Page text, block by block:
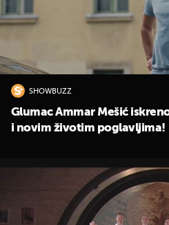
SHOWBUZZ
Glumac Ammar Mešić
i novim životim poglavljima!